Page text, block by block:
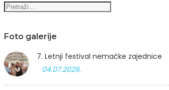
Foto galerije
7. Letnji festival nemačke zajednice
04.07.2026.